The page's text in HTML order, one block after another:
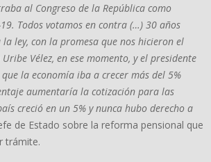
al Congreso de la República como
Todos votamos en contra (…) 30 años
ley, con la promesa que nos hicieron el
Vélez, en ese momento, y el presidente
la economía iba a crecer más del 5%
aumentaría la cotización para las
creció en un 5% y nunca hubo derecho a
de Estado sobre la reforma pensional que
trámite.